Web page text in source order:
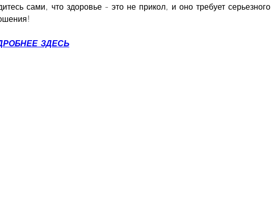
сами, что здоровье - это не прикол, и оно требует серьезного
ЗДЕСЬ